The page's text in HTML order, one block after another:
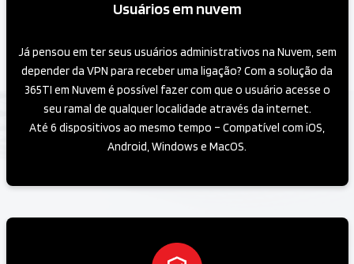
Usuários em nuvem
Já pensou em ter seus usuários administrativos na Nuvem, sem
depender da VPN para receber uma ligação? Com a solução da
365TI em Nuvem é possível fazer com que o usuário acesse o
seu ramal de qualquer localidade através da internet.
Até 6 dispositivos ao mesmo tempo – Compatível com iOS,
Android, Windows e MacOS.